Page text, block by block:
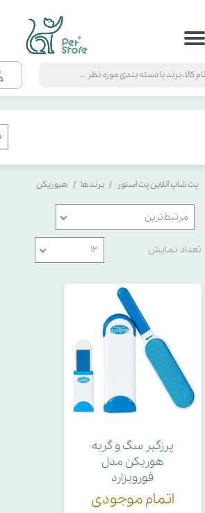
حساب کاربری من
سفارشات
پت شاپ آنلاین پت استور برندها هیوریکن
مرتبط‌ترین
تعداد نمایش ۱۲
پرزگیر سگ و گربه
هوریکن مدل
فورویزارد
اتمام موجودی